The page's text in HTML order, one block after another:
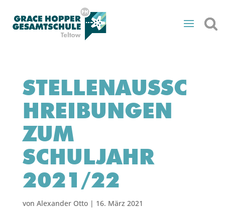
STELLENAUSSC
HREIBUNGEN
ZUM
SCHULJAHR
2021/22
von Alexander Otto| 16. März 2021